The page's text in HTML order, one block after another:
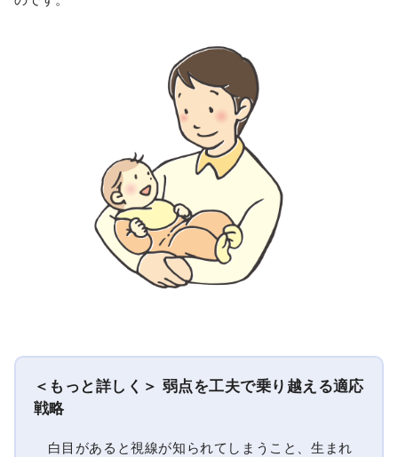
＜もっと詳しく＞ 弱点を工夫で乗り越える適応
戦略
白目があると視線が知られてしまうこと、生まれ